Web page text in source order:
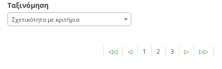
Ταξινόμηση
Σχετικότητα με κριτήρια
◁◁ ◁ 1 2 3 ▷ ▷▷